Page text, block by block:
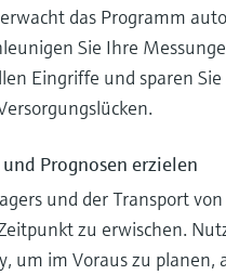
das Programm
Sie Ihre
Eingriffe und sparen
Prognosen erzielen
und der Transport
zu erwischen.
um im Voraus zu planen,